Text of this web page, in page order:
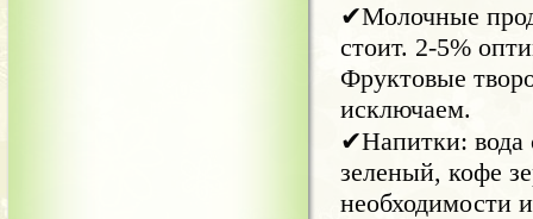
✔Молочные
стоит. 2-5%
Фруктовые
исключаем.
✔Напитки: вода
зеленый, кофе
необходимости